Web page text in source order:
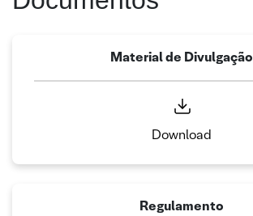
Material de Divulgação
Download
Regulamento